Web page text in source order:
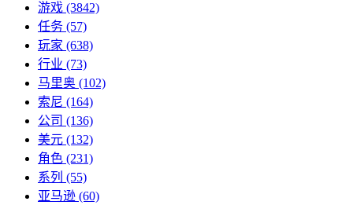
游戏 (3842)
任务 (57)
玩家 (638)
行业 (73)
马里奥 (102)
索尼 (164)
公司 (136)
美元 (132)
角色 (231)
系列 (55)
亚马逊 (60)